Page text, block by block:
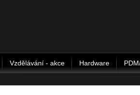
Vzdělávání - akce Hardware